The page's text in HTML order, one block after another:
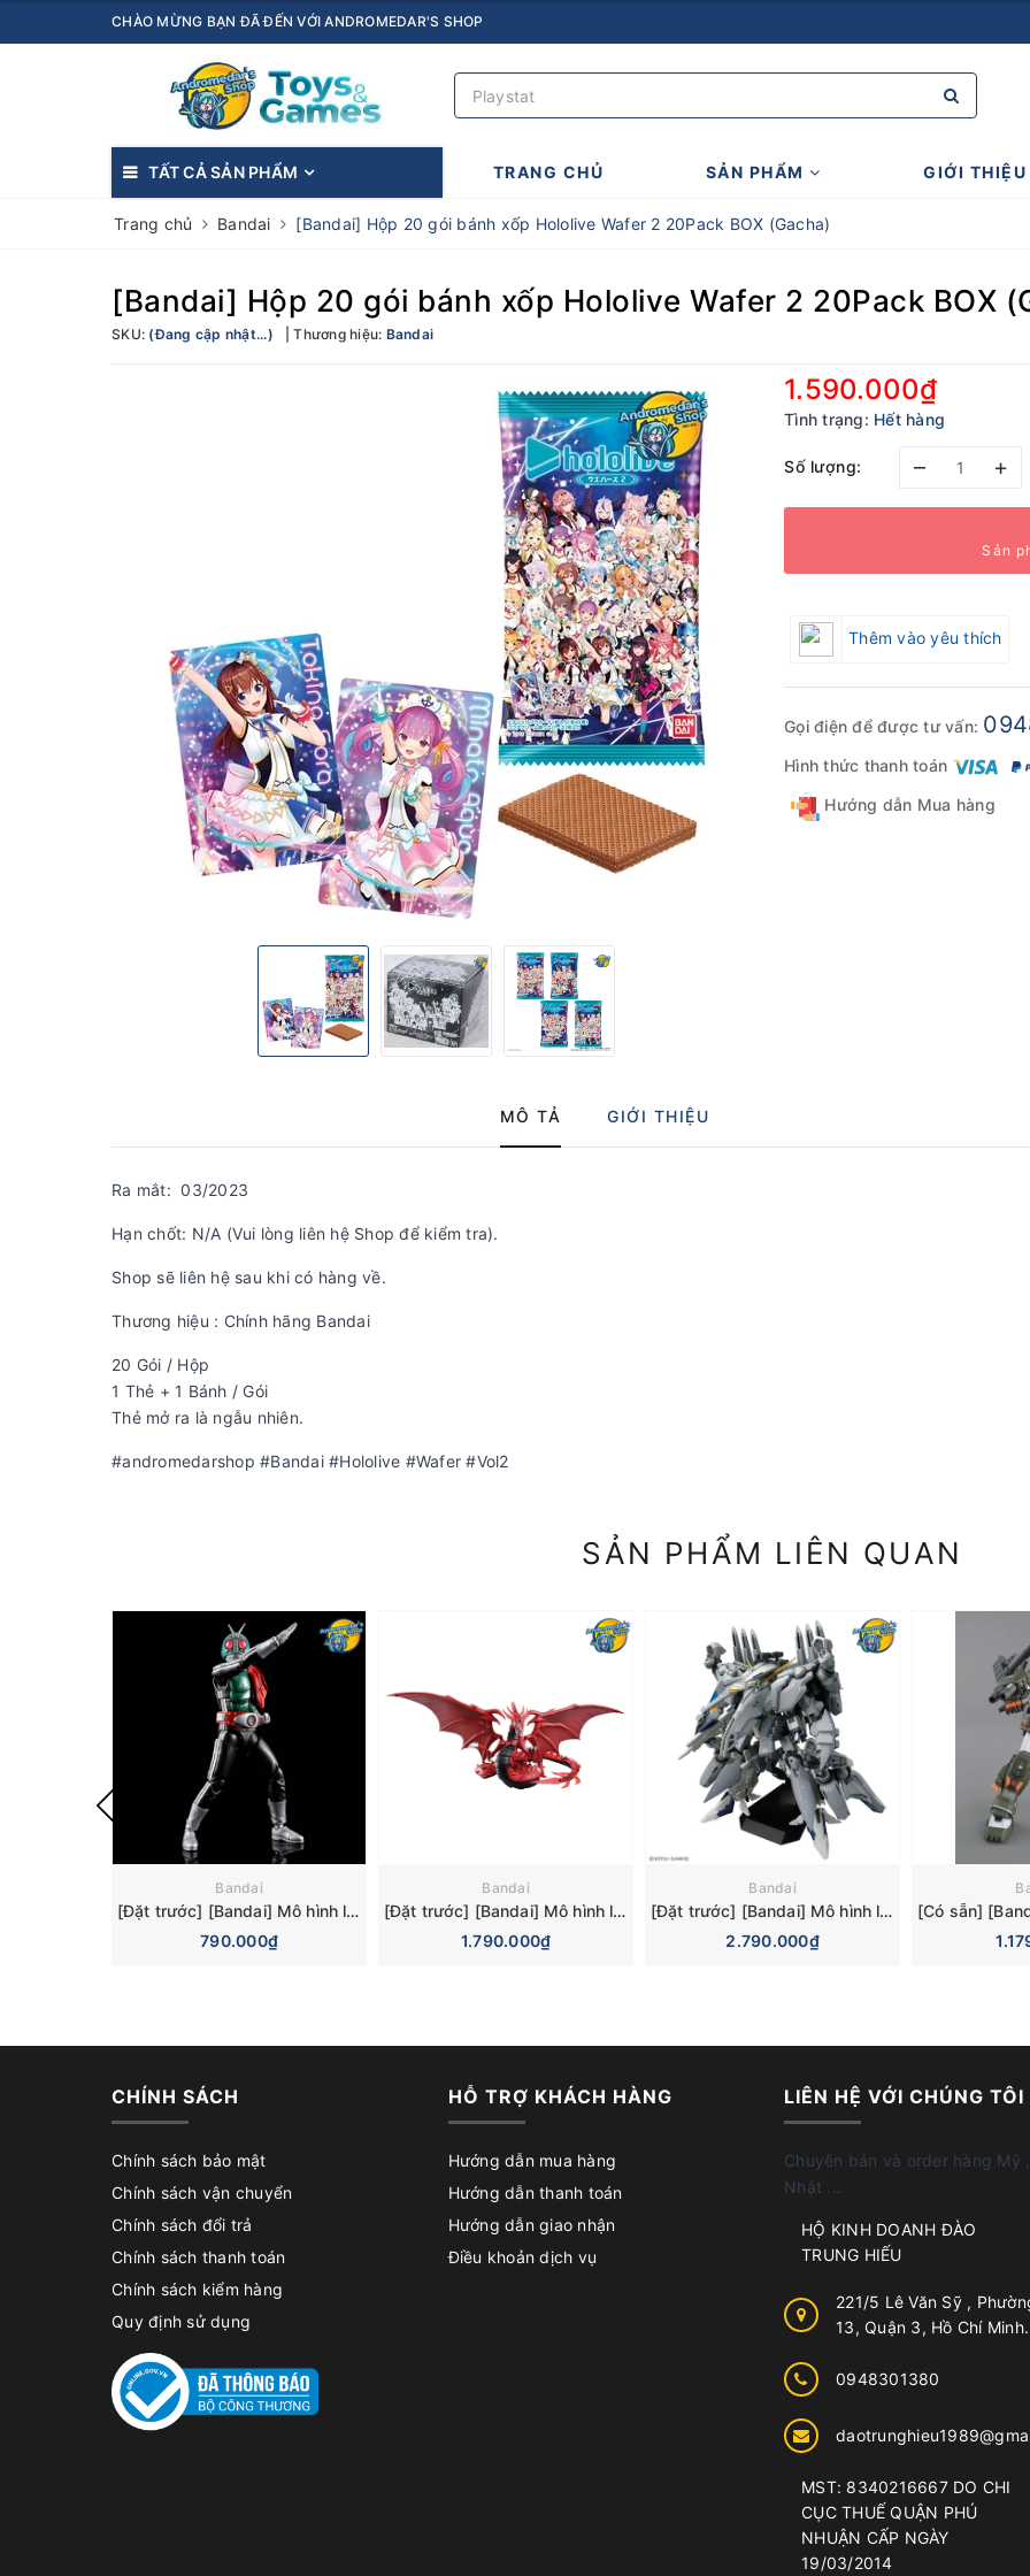
CHÀO MỪNG BẠN ĐÃ ĐẾN VỚI ANDROMEDAR'S SHOP
TẤT CẢ SẢN PHẨM TRANG CHỦ SẢN PHẨM GIỚI THIỆU
Trang chủ Bandai [Bandai] Hộp 20 gói bánh xốp Hololive Wafer 2 20Pack BOX (Gacha)
[Bandai] Hộp 20 gói bánh xốp Hololive Wafer 2 20Pack BOX
SKU: (Đang cập nhật...) Thương hiệu: Bandai
1.590.000₫
Tình trạng: Hết hàng
Số lượng: – +
Sản
Thêm vào yêu thích
Gọi điện để được tư vấn:
Hình thức thanh toán
Hướng dẫn Mua hàng
MÔ TẢ GIỚI THIỆU
Ra mắt: 03/2023
Hạn chốt: N/A (Vui lòng liên hệ Shop để kiểm tra).
Shop sẽ liên hệ sau khi có hàng về.
Thương hiệu : Chính hãng Bandai
20 Gói / Hộp
1 Thẻ + 1 Bánh / Gói
Thẻ mở ra là ngẫu nhiên.
#andromedarshop #Bandai #Hololive #Wafer #Vol2
SẢN PHẨM LIÊN QUAN
Bandai
[Đặt trước] [Bandai] Mô hình lắp ráp Figure-rise Standard Kamen Rider New No. 1 Model Kit
790.000₫
Bandai
[Đặt trước] [Bandai] Mô hình lắp ráp Figure-rise Standard Amplified -Egyptian God- Slifer the Sky Dragon Model Kit
1.790.000₫
Bandai
[Đặt trước] [Bandai] Mô hình lắp ráp High Grade HGUC 1/144 TX-ff104 Alyzeus Model Kit
2.790.000₫
CHÍNH SÁCH
Chính sách bảo mật
Chính sách vận chuyển
Chính sách đổi trả
Chính sách thanh toán
Chính sách kiểm hàng
Quy định sử dụng
HỖ TRỢ KHÁCH HÀNG
Hướng dẫn mua hàng
Hướng dẫn thanh toán
Hướng dẫn giao nhận
Điều khoản dịch vụ
LIÊN HỆ VỚI CHÚNG TÔI
Chuyên bán và order hàng Mỹ
Nhật ...
HỘ KINH DOANH ĐÀO
TRUNG HIẾU
221/5 Lê Văn Sỹ ,
13, Quận 3, Hồ Chí Minh.
0948301380
MST: 8340216667 DO CHI
CỤC THUẾ QUẬN PHÚ
NHUẬN CẤP NGÀY
19/03/2014